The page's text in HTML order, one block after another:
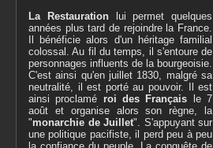
La Restaurationlui permet quelques
années plus tard de rejoindre la France.
Il bénéficie alors d'un héritage familial
colossal. Au fil du temps, il s'entoure de
personnages influents de la bourgeoisie.
C'est ainsi qu'en juillet 1830, malgré sa
neutralité, il est porté au pouvoir. Il est
ainsi proclamé roi des Français le 7
août et organise alors son règne, la
"monarchie de Juillet". S'appuyant sur
une politique pacifiste, il perd peu à peu